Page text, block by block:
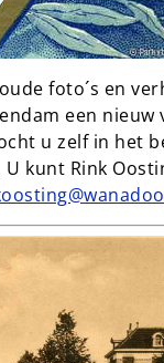
foto´s en
een nieuw
u zelf in het
kunt Rink